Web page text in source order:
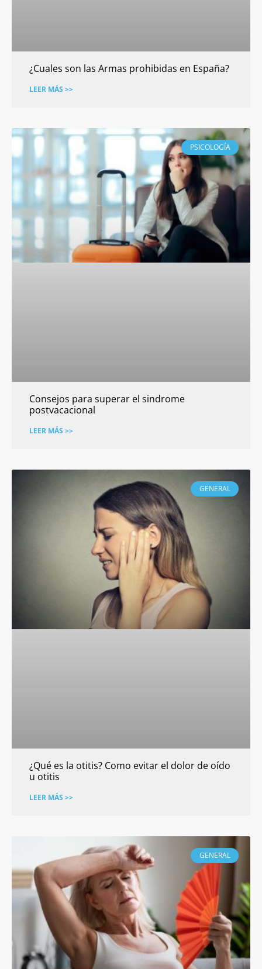
¿Cuales son las Armas prohibidas en España?
LEER MÁS >>
PSICOLOGÍA
Consejos para superar el sindrome
postvacacional
LEER MÁS >>
GENERAL
¿Qué es la otitis? Como evitar el dolor de oído
u otitis
LEER MÁS >>
GENERAL